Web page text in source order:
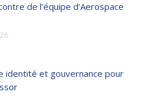
de l’équipe d’Aerospace
identité et gouvernance pour